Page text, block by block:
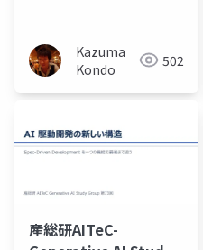
Kazuma
Kondo
502
産総研AITeC-